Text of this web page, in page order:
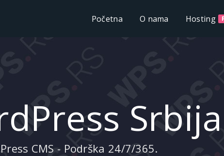
Početna O nama Hosting
CMS - Podrška 24/7/365.